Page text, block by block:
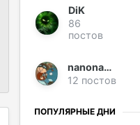
DiK
86
постов
nanoname
12 постов
ПОПУЛЯРНЫЕ ДНИ